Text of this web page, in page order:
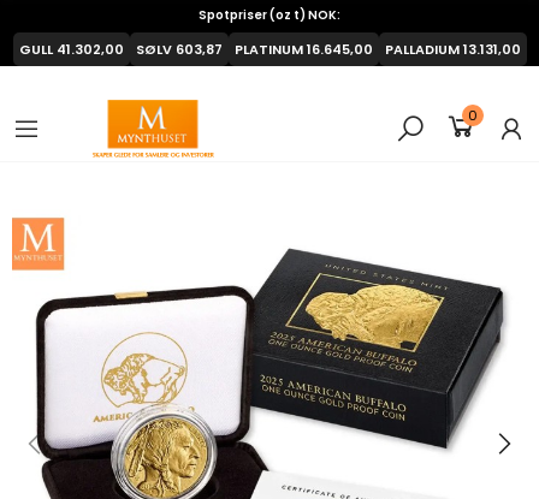
0
Spotpriser (oz t) NOK:
GULL41.302,00 SØLV 603,87 PLATINUM16.645,00 PALLADIUM13.131,00